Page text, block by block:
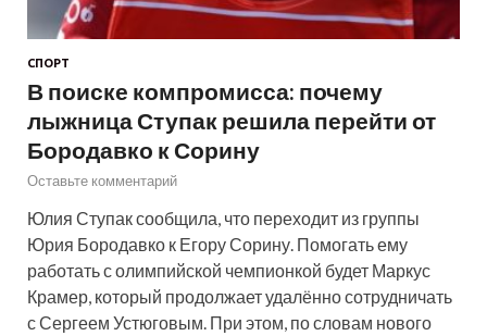
СПОРТ
В поиске компромисса: почему
лыжница Ступак решила перейти от
Бородавко к Сорину
Оставьте комментарий
Юлия Ступак сообщила, что переходит из группы
Юрия Бородавко к Егору Сорину. Помогать ему
работать с олимпийской чемпионкой будет Маркус
Крамер, который продолжает удалённо сотрудничать
с Сергеем Устюговым. При этом, по словам нового